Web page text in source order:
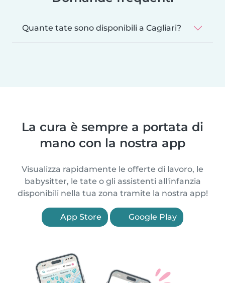
Quante tate sono disponibili a Cagliari?
La cura è sempre a portata di
mano con la nostra app
Visualizza rapidamente le offerte di lavoro, le
babysitter, le tate o gli assistenti all'infanzia
disponibili nella tua zona tramite la nostra app!
App Store Google Play